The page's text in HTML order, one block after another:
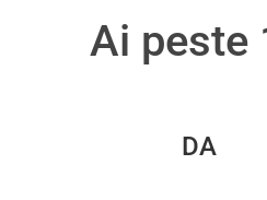
Adaugă în coș
Ai peste
DA